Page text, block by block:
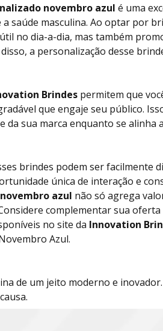
novembro azul é uma
saúde masculina. Ao optar por
no dia-a-dia, mas também
a personalização desse
Brindes permitem que
que engaje seu público.
da sua marca enquanto se alinha
brindes podem ser facilmente
única de interação e
azul não só agrega
complementar sua
no site da Innovation
Azul.
de um jeito moderno e